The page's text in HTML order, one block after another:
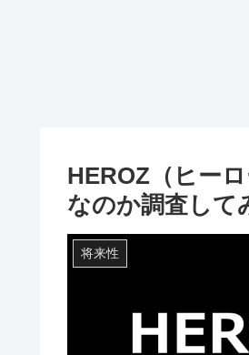
HEROZ（ヒー
なのか調査して
将来性